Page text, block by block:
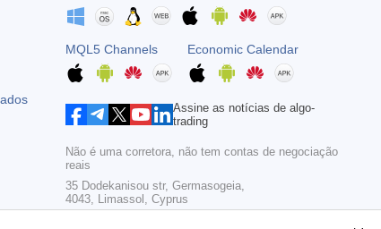
MQL5 Channels Economic Calendar
Assine as notícias de algo-
trading
Não é uma corretora, não tem contas de negociação
reais
35 Dodekanisou str, Germasogeia,
4043, Limassol, Cyprus